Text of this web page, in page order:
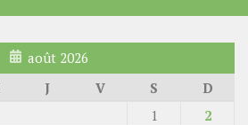
août 2026
J V S
D
1
2